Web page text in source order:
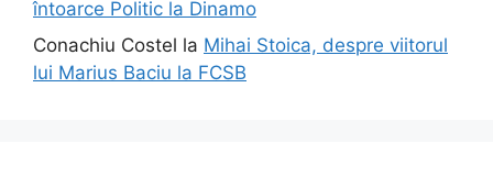
întoarce Politic la Dinamo
Conachiu Costel la Mihai Stoica, despre viitorul
lui Marius Baciu la FCSB